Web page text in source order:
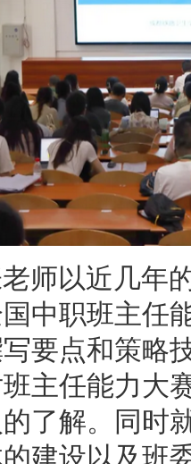
师以近几年
中职班主任
要点和策略
主任能力大
了解。同时
建设以及班